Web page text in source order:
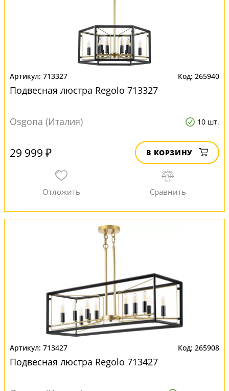
713327 265940
Подвесная люстра Regolo 713327
Osgona (Италия) 10 шт.
29 999 ₽ В КОРЗИНУ
713427 265908
Подвесная люстра Regolo 713427